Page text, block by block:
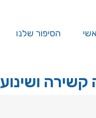
הסיפור שלנו
קשירה ושינוע